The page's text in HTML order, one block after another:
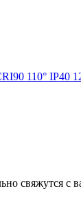
110° IP40
свяжутся с